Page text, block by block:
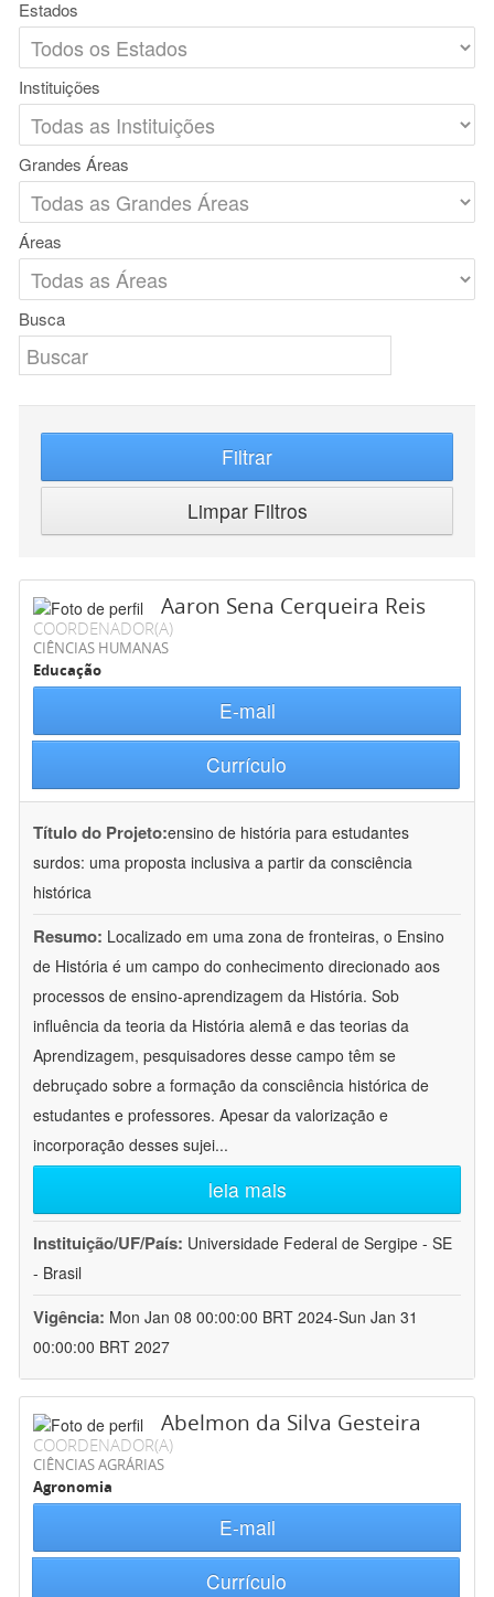
Estados
Instituições
Grandes Áreas
Áreas
Busca
Filtrar
Limpar Filtros
Aaron Sena Cerqueira Reis
COORDENADOR(A)
CIÊNCIAS HUMANAS
Educação
E-mail
Currículo
Título do Projeto:ensino de história para estudantes
surdos: uma proposta inclusiva a partir da consciência
histórica
Resumo: Localizado em uma zona de fronteiras, o Ensino
de História é um campo do conhecimento direcionado aos
processos de ensino-aprendizagem da História. Sob
influência da teoria da História alemã e das teorias da
Aprendizagem, pesquisadores desse campo têm se
debruçado sobre a formação da consciência histórica de
estudantes e professores. Apesar da valorização e
incorporação desses sujei...
leia mais
Instituição/UF/País: Universidade Federal de Sergipe - SE
- Brasil
Vigência: Mon Jan 08 00:00:00 BRT 2024-Sun Jan 31
00:00:00 BRT 2027
Abelmon da Silva Gesteira
COORDENADOR(A)
CIÊNCIAS AGRÁRIAS
Agronomia
E-mail
Currículo